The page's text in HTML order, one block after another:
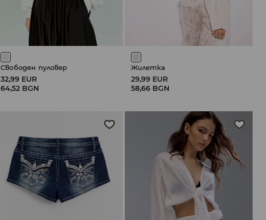
Свободен пуловер
32,99 EUR
64,52 BGN
Жилетка
29,99 EUR
58,66 BGN